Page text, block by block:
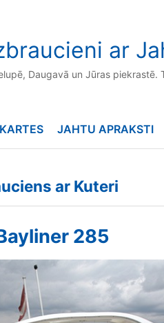
ar
Daugavā un Jūras piekrastē.
JAHTU APRAKSTI
ar Kuteri
285